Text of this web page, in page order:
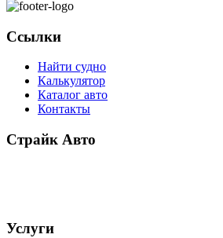
Ссылки
Найти судно
Калькулятор
Каталог авто
Контакты
Страйк Авто
Услуги